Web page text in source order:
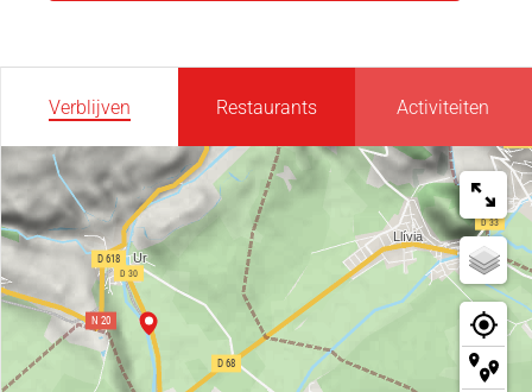
Verblijven Restaurants Activiteiten